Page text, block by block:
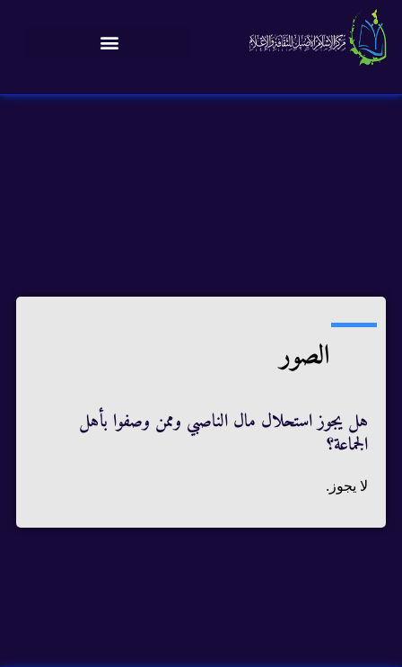
الصور
هل يجوز استحلال مال الناصبي وممن وصفوا بأهل
الجماعة؟
لا يجوز.